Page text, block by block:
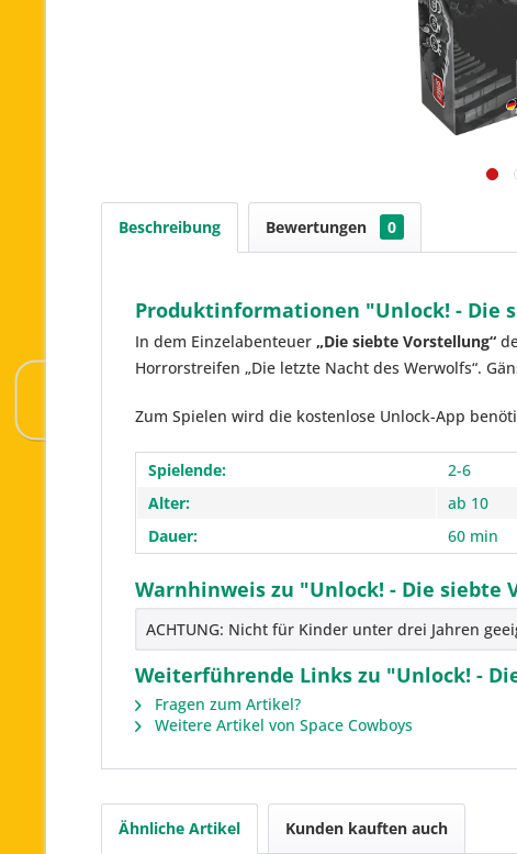
Beschreibung Bewertungen 0
Produktinformationen "Unlock! - Die
In dem Einzelabenteuer „Die siebte Vorstellung“
Horrorstreifen „Die letzte Nacht des Werwolfs“.
Zum Spielen wird die kostenlose Unlock-App
Spielende:
2-6
Alter:
ab 10
Dauer:
60 min
Warnhinweis zu "Unlock! - Die siebte
ACHTUNG: Nicht für Kinder unter drei Jahren
Weiterführende Links zu "Unlock! -
Fragen zum Artikel?
Weitere Artikel von Space Cowboys
Ähnliche Artikel Kunden kauften auch